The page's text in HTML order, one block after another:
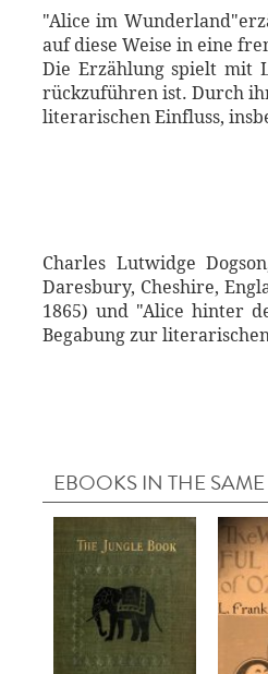
"Alice im
auf diese Weise in eine
Die Erzählung spielt mit
rückzuführen ist. Durch
literarischen Einfluss,
Charles Lutwidge
Daresbury, Cheshire,
1865) und "Alice hinter
Begabung zur
EBOOKS IN THE SAME